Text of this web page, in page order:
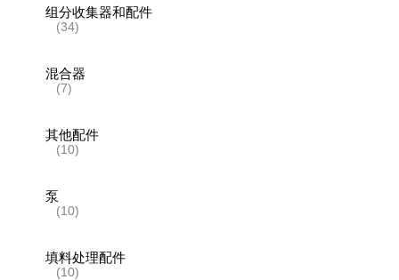
组分收集器和配件
(34)
混合器
(7)
其他配件
(10)
泵
(10)
填料处理配件
(10)